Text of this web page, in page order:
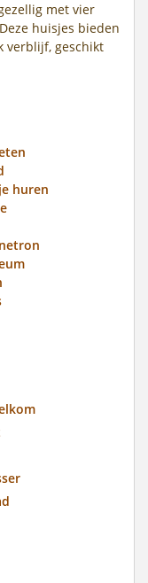
met vier
huisjes bieden
verblijf, geschikt
huren